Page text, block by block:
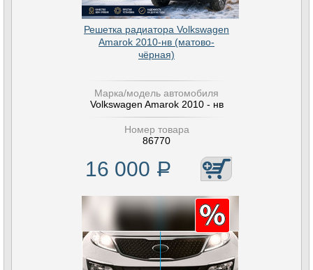
Решетка радиатора Volkswagen
Amarok 2010-нв (матово-
чёрная)
Марка/модель автомобиля
Volkswagen Amarok 2010 - нв
Номер товара
86770
16 000 Р